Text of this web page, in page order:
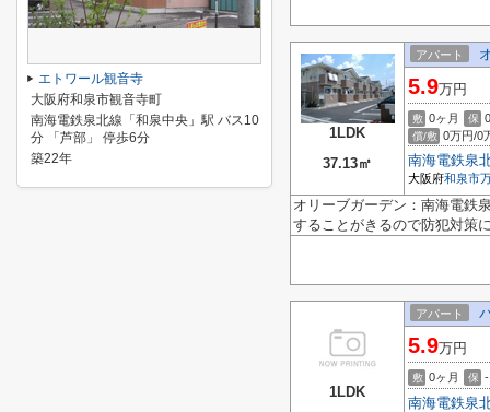
1LDK
37.13㎡
アパート
5.9万円
敷 0ヶ月 保
償/敷 0万円/0
南海電鉄泉
大阪府和泉市
オリーブガーデン：南海電鉄
することがきるので防犯対策
1LDK
アパート
5.9万円
敷 0ヶ月 保 -
南海電鉄泉
エトワール観音寺
大阪府和泉市観音寺町
南海電鉄泉北線「和泉中央」駅 バス10
分 「芦部」 停歩6分
築22年